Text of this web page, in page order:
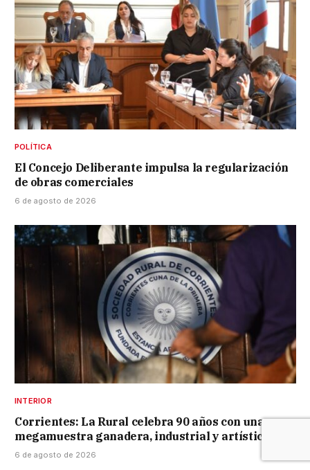
POLÍTICA
El Concejo Deliberante impulsa la regularización
de obras comerciales
6 de agosto de 2026
INTERIOR
Corrientes: La Rural celebra 90 años con una
megamuestra ganadera, industrial y artística
6 de agosto de 2026